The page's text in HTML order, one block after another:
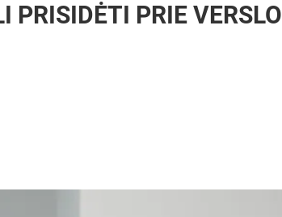
PRISIDĖTI PRIE VERSLO